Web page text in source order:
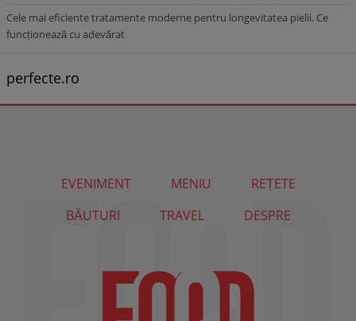
Cele mai eficiente tratamente moderne pentru longevitatea pielii. Ce
funcționează cu adevărat
perfecte.ro
EVENIMENT MENIU
REȚETE
BĂUTURI
TRAVEL DESPRE